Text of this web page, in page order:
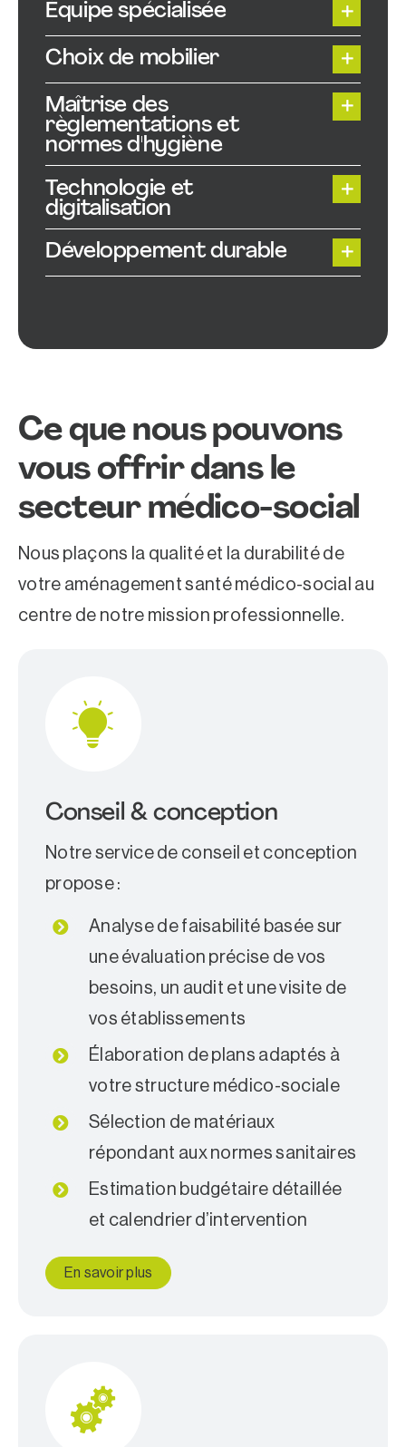
Équipe spécialisée
Choix de mobilier
Maîtrise des
règlementations et
normes d'hygiène
Technologie et
digitalisation
Développement durable
Ce que nous pouvons
vous offrir dans le
secteur médico-social
Nous plaçons la qualité et la durabilité de
votre aménagement santé médico-social au
centre de notre mission professionnelle.
Conseil & conception
Notre service de conseil et conception
propose :
Analyse de faisabilité basée sur
une évaluation précise de vos
besoins, un audit et une visite de
vos établissements
Élaboration de plans adaptés à
votre structure médico-sociale
Sélection de matériaux
répondant aux normes sanitaires
Estimation budgétaire détaillée
et calendrier d’intervention
En savoir plus